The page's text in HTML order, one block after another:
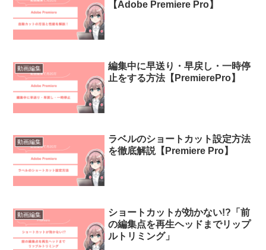
【Adobe Premiere Pro】
動画編集
編集中に早送り・早戻し・一時停
止をする方法【PremierePro】
動画編集
ラベルのショートカット設定方法
を徹底解説【Premiere Pro】
動画編集
ショートカットが効かない!?「前
の編集点を再生ヘッドまでリップ
ルトリミング」